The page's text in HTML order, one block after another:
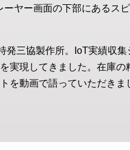
ーヤー画面の下部にあるス
三協製作所。IoT実績収集
実現してきました。在庫の
を動画で語っていただきま